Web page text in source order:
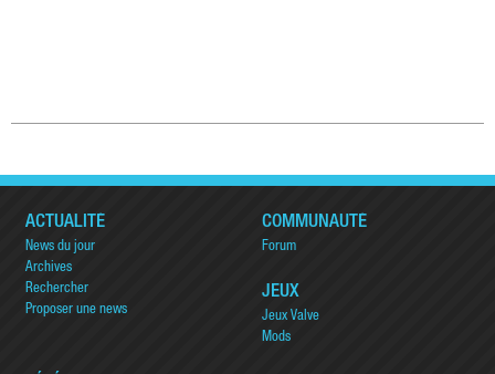
ACTUALITÉ
News du jour
Archives
Rechercher
Proposer une news
COMMUNAUTÉ
Forum
JEUX
Jeux Valve
Mods